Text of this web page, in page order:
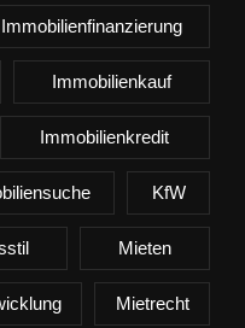
Immobilienfinanzierung
Immobilienkauf
Immobilienkredit
KfW
Mieten
Mietrecht